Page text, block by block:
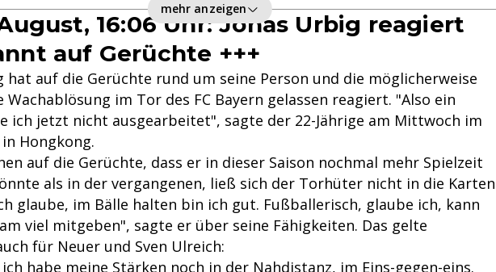
mehr anzeigen
16:06 Uhr: Jonas Urbig reagiert
auf Gerüchte +++
hat auf die Gerüchte rund um seine Person und die möglicherweise
Wachablösung im Tor des FC Bayern gelassen reagiert. "Also ein
ich jetzt nicht ausgearbeitet", sagte der 22-Jährige am Mittwoch im
Hongkong.
auf die Gerüchte, dass er in dieser Saison nochmal mehr Spielzeit
als in der vergangenen, ließ sich der Torhüter nicht in die Karten
glaube, im Bälle halten bin ich gut. Fußballerisch, glaube ich, kann
viel mitgeben", sagte er über seine Fähigkeiten. Das gelte
für Neuer und Sven Ulreich:
habe meine Stärken noch in der Nahdistanz, im Eins-gegen-eins.